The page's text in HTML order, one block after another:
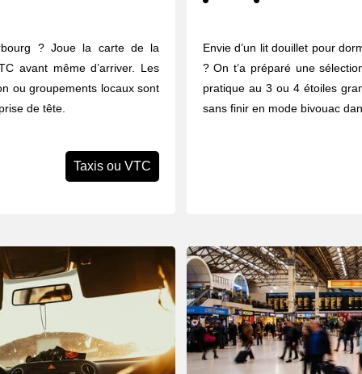
? Joue la carte de la
avant même d’arriver. Les
ou groupements locaux sont
de tête.
Taxis ou VTC
Envie d’un lit douillet pour
? On t’a préparé une
pratique au 3 ou 4 étoiles
sans finir en mode bivouac